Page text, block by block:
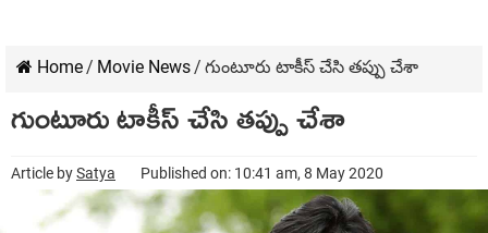
Home/ Movie News/ గుంటూరు టాకీస్ చేసి తప్పు చేశా
గుంటూరు టాకీస్ చేసి తప్పు చేశా
Article bySatya Published on: 10:41 am, 8 May 2020